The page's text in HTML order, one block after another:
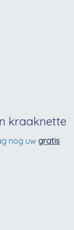
kraaknette
nog uw gratis